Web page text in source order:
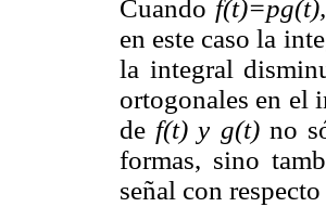
Cuando f(t)=pg(t),
en este caso la
la integral
ortogonales en el
de f(t) y g(t) no
formas, sino
señal con